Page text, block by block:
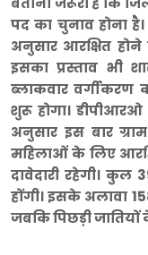
पद का चुनाव होना
अनुसार आरक्षित
इसका प्रस्ताव भी
ब्लाकवार वर्गीकरण
शुरू होगा।
अनुसार इस बार
महिलाओं के लिए
दावेदारी रहेगी।
होंगी। इसके अलावा
जबकि पिछड़ी जातियों